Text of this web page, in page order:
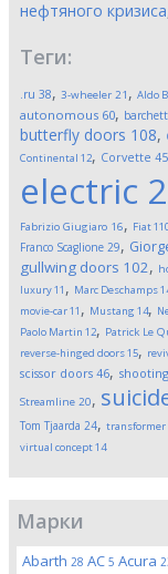
нефтяного кризиса
Теги:
.ru 38, 3-wheeler 21 , Aldo
autonomous 60,
butterfly doors 108,
Continental 12, Corvette 45
electric
Fabrizio Giugiaro 16, Fiat
Franco Scaglione 29,
gullwing doors 102,
luxury11 , Marc Deschamps
movie-car11 , Mustang 14,
Paolo Martin 12, Patrick Le
reverse-hinged doors15,
scissor doors 46,
Streamline 20,
Tom Tjaarda 24, transformer
virtual concept14
Марки
Abarth 28 AC 5 Acura